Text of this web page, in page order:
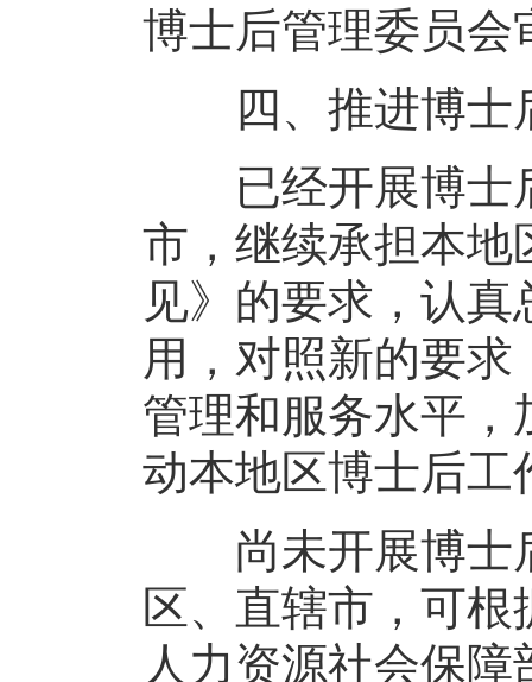
博士后管理委员会
四、推进博士
已经开展博士后
市，继续承担本地
见》的要求，认
用，对照新的要
管理和服务水平
动本地区博士后工
尚未开展博士后
区、直辖市，可
人力资源社会保